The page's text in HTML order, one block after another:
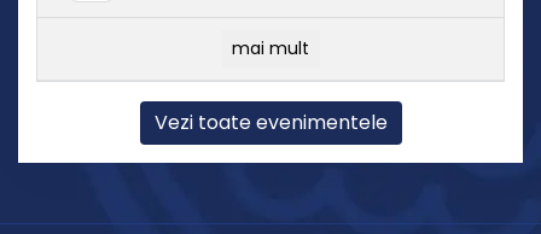
mai mult
Vezi toate evenimentele